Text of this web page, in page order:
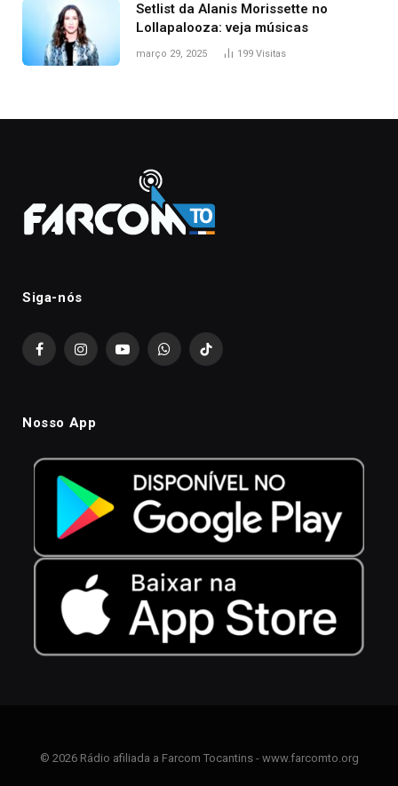
Setlist da Alanis Morissette no
Lollapalooza: veja músicas
março 29, 2025 199 Visitas
Siga-nós
FacebookInstagramYouTubeWhatsAppTikTok
Nosso App
© 2026 Rádio afiliada a Farcom Tocantins - www.farcomto.org